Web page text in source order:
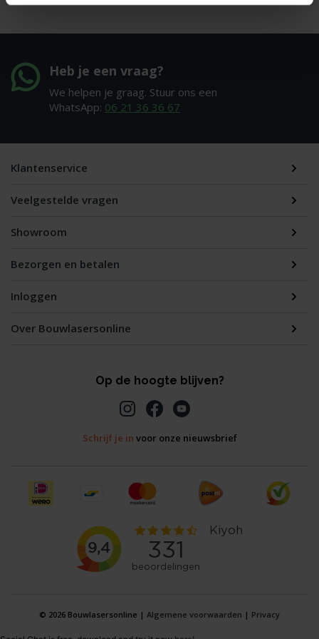
Heb je een vraag?
We helpen je graag. Stuur ons een
WhatsApp: 06 21 36 36 67
Klantenservice
Veelgestelde vragen
Showroom
Bezorgen en betalen
Inloggen
Over Bouwlasersonline
Op de hoogte blijven?
Schrijf je in voor onze nieuwsbrief
© 2026 Bouwlasersonline | Algemene voorwaarden | Privacy